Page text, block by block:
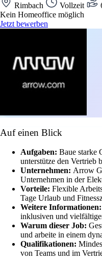
Rimbach Vollzeit
Kein Homeoffice möglich
Jetzt bewerben
Auf einen Blick
Aufgaben: Baue starke
unterstütze den Vertrieb
Unternehmen: Arrow
Unternehmen in der
Vorteile: Flexible
Tage Urlaub und
Weitere Informationen:
inklusiven und
Warum dieser Job:
und arbeite in einem
Qualifikationen:
von Teams und im